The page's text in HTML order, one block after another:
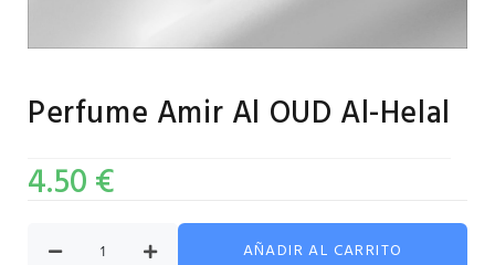
Perfume Amir Al OUD Al-Helal
4.50€
AÑADIR AL CARRITO